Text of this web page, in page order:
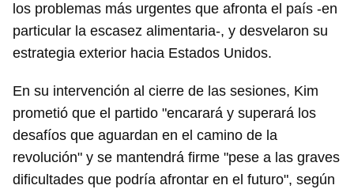
los problemas más urgentes que afronta el país -en
particular la escasez alimentaria-, y desvelaron su
estrategia exterior hacia Estados Unidos.
En su intervención al cierre de las sesiones, Kim
prometió que el partido "encarará y superará los
desafíos que aguardan en el camino de la
revolución" y se mantendrá firme "pese a las graves
dificultades que podría afrontar en el futuro", según